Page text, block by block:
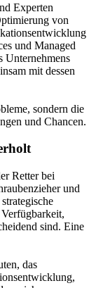
Experten
von
und Managed
Unternehmens
mit dessen
sondern die
und Chancen.
Retter bei
und
sind. Eine
das